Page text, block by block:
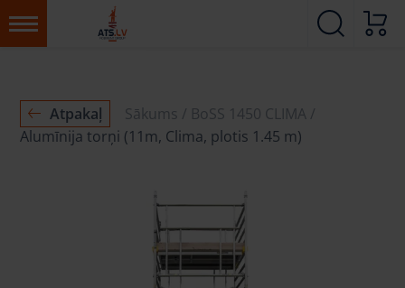
Atpakaļ Sākums
BoSS 1450 CLIMA
Alumīnija torņi (11m, Clima, plotis 1.45 m)